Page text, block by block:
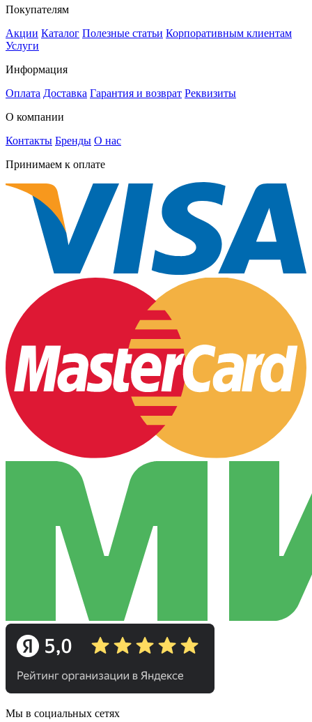
Покупателям
Акции Каталог Полезные статьи Корпоративным клиентам
Услуги
Информация
Оплата Доставка Гарантия и возврат Реквизиты
О компании
Контакты Бренды О нас
Принимаем к оплате
Мы в социальных сетях